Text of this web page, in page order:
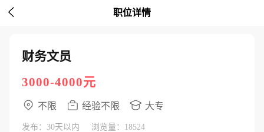
 职位详情
财务文员
3000-4000元
不限 经验不限 大专
发布：30天以内 浏览量：18524